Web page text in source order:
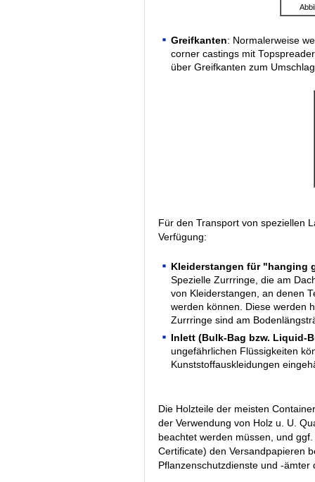
Greifkanten: Normalerweise
corner castings mit
über Greifkanten zum
Für den Transport von speziellen
Verfügung:
Kleiderstangen für "hanging
Spezielle Zurrringe, die am
von Kleiderstangen, an denen
werden können. Diese werden
Zurrringe sind am
Inlett (Bulk-Bag bzw. Liquid-
ungefährlichen Flüssigkeiten
Kunststoffauskleidungen
Die Holzteile der meisten
der Verwendung von Holz u. U.
beachtet werden müssen, und
Certificate) den Versandpapieren
Pflanzenschutzdienste und -ämter